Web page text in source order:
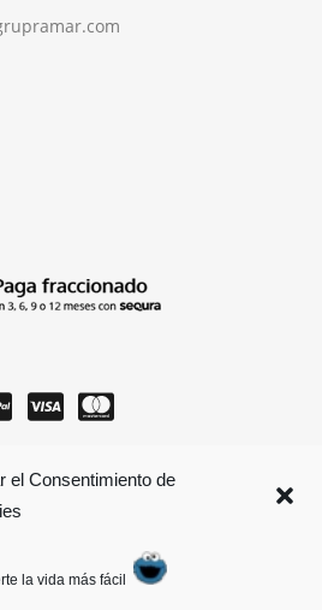
el Consentimiento de
la vida más fácil